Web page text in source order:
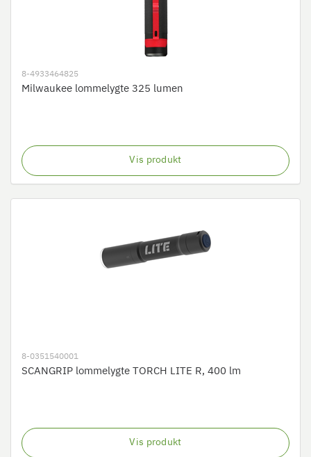
8-4933464825
Milwaukee lommelygte 325 lumen
Vis produkt
8-0351540001
SCANGRIP lommelygte TORCH LITE R, 400 lm
Vis produkt